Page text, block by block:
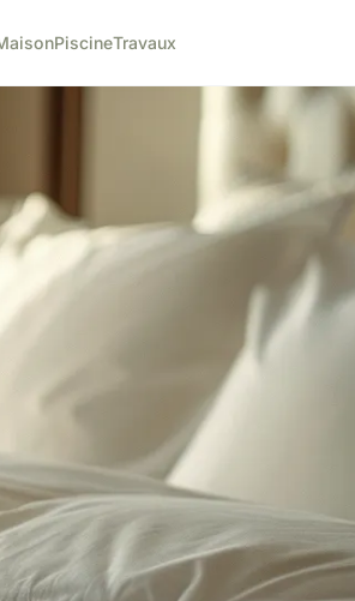
PiscineTravaux